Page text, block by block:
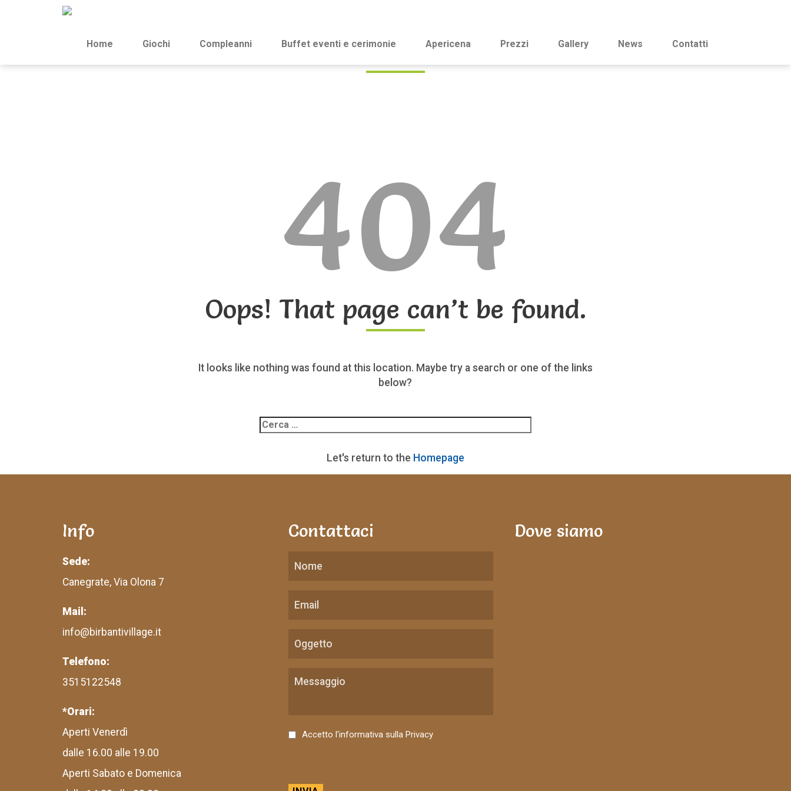
Home Giochi Compleanni Buffet eventi e cerimonie Apericena Prezzi Gallery News Contatti
404
Oops! That page can’t be found.
It looks like nothing was found at this location. Maybe try a search or one of the links
below?
per:
Let's return to the Homepage
Info
Sede:
Canegrate, Via Olona 7
Mail:
info@birbantivillage.it
Telefono:
3515122548
*Orari:
Aperti Venerdì
dalle 16.00 alle 19.00
Aperti Sabato e Domenica
Contattaci
C
e
Accetto l'informativa sulla Privacy
Dove siamo